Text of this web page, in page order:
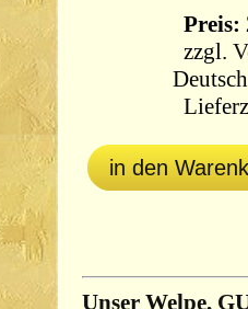
Preis:
zzgl.
in den
Unser Welpe,